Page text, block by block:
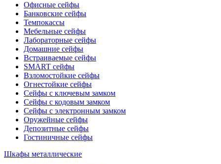
Офисные сейфы
Банковские сейфы
Темпокассы
Мебельные сейфы
Лабораторные сейфы
Домашние сейфы
Встраиваемые сейфы
SMART сейфы
Взломостойкие сейфы
Огнестойкие сейфы
Сейфы с ключевым замком
Сейфы с кодовым замком
Сейфы с электронным замком
Оружейные сейфы
Депозитные сейфы
Гостиничные сейфы
Шкафы металлические